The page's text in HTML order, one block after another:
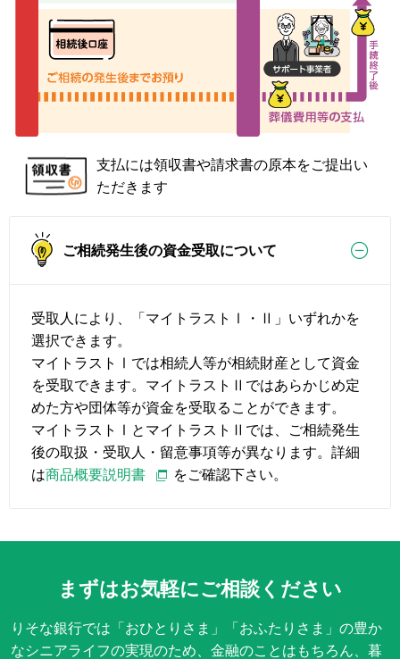
支払には領収書や請求書の原本をご提出い
ただきます
ご相続発生後の資金受取について
受取人により、「マイトラストⅠ・Ⅱ」いずれかを
選択できます。
マイトラストⅠでは相続人等が相続財産として資金
を受取できます。マイトラストⅡではあらかじめ定
めた方や団体等が資金を受取ることができます。
マイトラストⅠとマイトラストⅡでは、ご相続発生
後の取扱・受取人・留意事項等が異なります。詳細
は商品概要説明書 をご確認下さい。
まずはお気軽にご相談ください
りそな銀行では「おひとりさま」「おふたりさま」の豊か
なシニアライフの実現のため、 金融のことはもちろん、暮